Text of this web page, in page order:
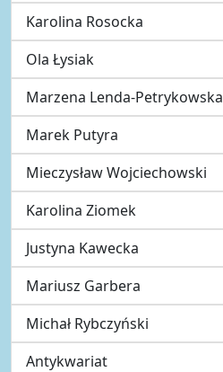
Karolina Rosocka
Ola Łysiak
Marzena Lenda-Petrykowska
Marek Putyra
Mieczysław Wojciechowski
Karolina Ziomek
Justyna Kawecka
Mariusz Garbera
Michał Rybczyński
Antykwariat